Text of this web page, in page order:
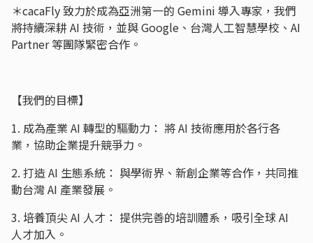
＊cacaFly 致力於成為亞洲第一的 Gemini 導入專家，我們
將持續深耕 AI 技術，並與 Google、台灣人工智慧學校、AI
Partner 等團隊緊密合作。
【我們的目標】
1. 成為產業 AI 轉型的驅動力： 將 AI 技術應用於各行各
業，協助企業提升競爭力。
2. 打造 AI 生態系統： 與學術界、新創企業等合作，共同推
動台灣 AI 產業發展。
3. 培養頂尖 AI 人才： 提供完善的培訓體系，吸引全球 AI
人才加入。